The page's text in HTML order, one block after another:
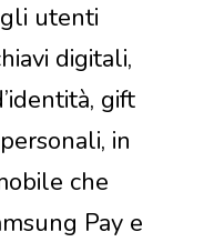
utenti
digitali,
gift
in
che
Pay e